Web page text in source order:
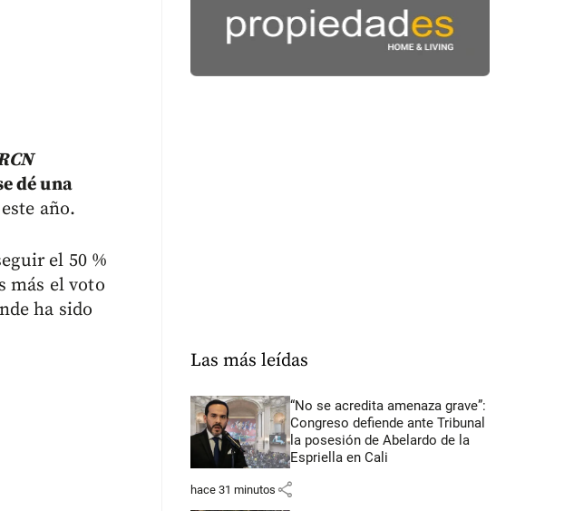
dé una
año.
el 50 %
más el voto
ha sido
Las más leídas
“No se acredita amenaza grave”:
Congreso defiende ante Tribunal
la posesión de Abelardo de la
Espriella en Cali
hace 31 minutos share